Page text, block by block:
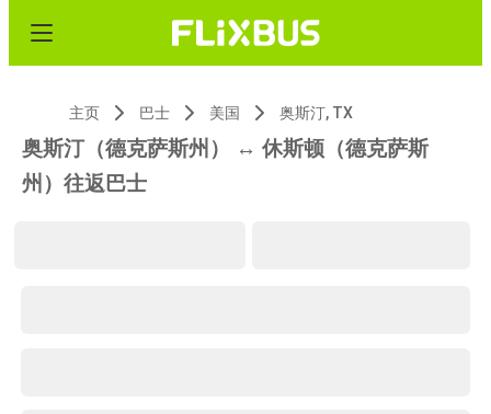
主页 巴士 美国 奥斯汀, TX
奥斯汀（德克萨斯州） ↔ 休斯顿（德克萨斯
州）往返巴士